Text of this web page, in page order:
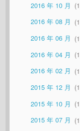
2016 年 10 月
1
2016 年 08 月
1
2016 年 06 月
1
2016 年 04 月
1
2016 年 02 月
1
2015 年 12 月
1
2015 年 10 月
1
2015 年 07 月
1